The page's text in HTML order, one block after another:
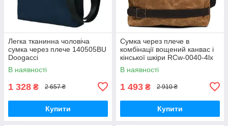
Легка тканинна чоловіча
сумка через плече 140505BU
Doogacci
В наявності
1 328 ₴ 2 657 ₴
Купити
Сумка через плече в
комбінації вощений канвас і
кінської шкіри RCw-0040-4lx
TARWA
В наявності
1 493 ₴ 2 910 ₴
Купити